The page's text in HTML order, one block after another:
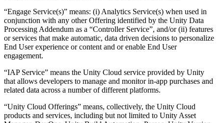
“Engage Service(s)” means: (i) Analytics Service(s) when used in
conjunction with any other Offering identified by the Unity Data
Processing Addendum as a “Controller Service”, and/or (ii) features
or services that make automatic, data driven decisions to personalize
End User experience or content and or enable End User
engagement.
“IAP Service” means the Unity Cloud service provided by Unity
that allows developers to manage and monitor in-app purchases and
related data across a number of different platforms.
“Unity Cloud Offerings” means, collectively, the Unity Cloud
products and services, including but not limited to Unity Asset